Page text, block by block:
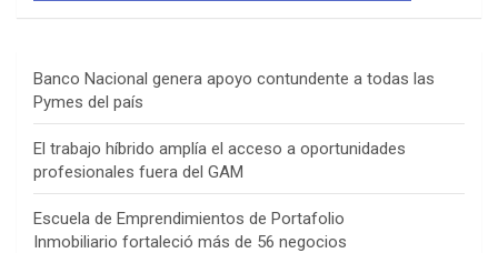
Banco Nacional genera apoyo contundente a todas las
Pymes del país
El trabajo híbrido amplía el acceso a oportunidades
profesionales fuera del GAM
Escuela de Emprendimientos de Portafolio
Inmobiliario fortaleció más de 56 negocios